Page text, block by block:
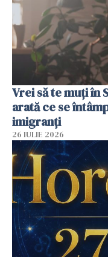
Vrei să te muți în
arată ce se
imigranți
26 IULIE 2026